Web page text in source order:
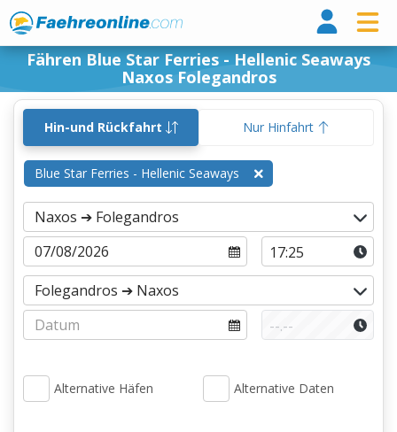
Fähren Blue Star Ferries - Hellenic Seaways
Naxos Folegandros
Hin-und Rückfahrt Nur Hinfahrt
Blue Star Ferries - Hellenic Seaways
Alternative Häfen Alternative Daten